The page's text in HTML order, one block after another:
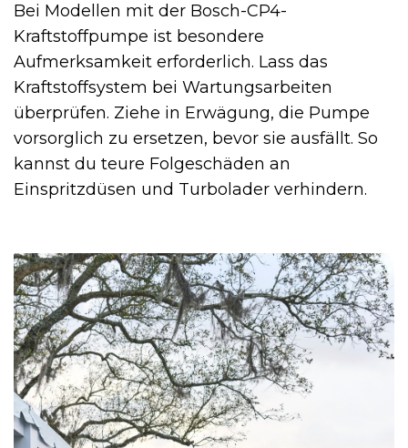
Bei Modellen mit der Bosch-CP4-
Kraftstoffpumpe ist besondere
Aufmerksamkeit erforderlich. Lass das
Kraftstoffsystem bei Wartungsarbeiten
überprüfen. Ziehe in Erwägung, die Pumpe
vorsorglich zu ersetzen, bevor sie ausfällt. So
kannst du teure Folgeschäden an
Einspritzdüsen und Turbolader verhindern.